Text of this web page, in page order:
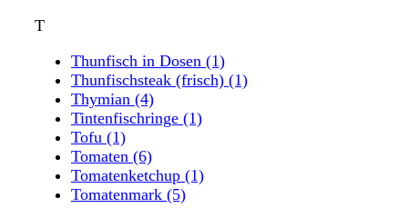
T
Thunfisch in Dosen (1)
Thunfischsteak (frisch) (1)
Thymian (4)
Tintenfischringe (1)
Tofu (1)
Tomaten (6)
Tomatenketchup (1)
Tomatenmark (5)